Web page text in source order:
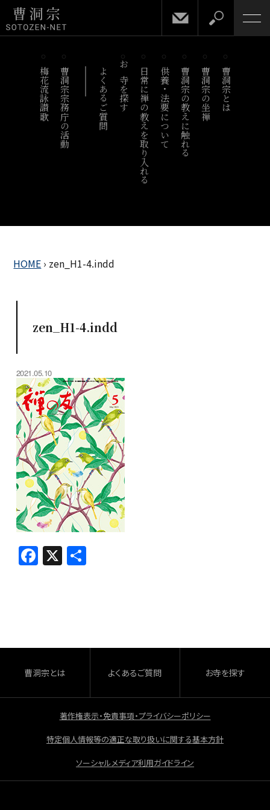
梅花流詠讃歌 曹洞宗宗務庁の活動 よくあるご質問 お寺を探す 日常に禅の教えを取り入れる供養・法要について曹洞宗の教えに触れる 曹洞宗の坐禅 曹洞宗とは
HOME › zen_H1-4.indd
zen_H1-4.indd
2021.05.10
F
a
o
o
k
X 共
曹洞宗とは よくあるご質問 お寺を探す
著作権表示・免責事項・プライバシーポリシー
特定個人情報等の適正な取り扱いに関する基本方針
ソーシャルメディア利用ガイドライン